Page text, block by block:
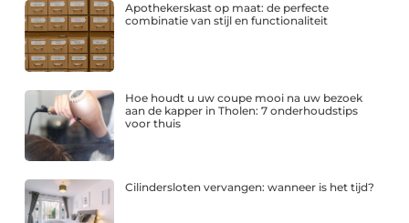
Apothekerskast op maat: de perfecte
combinatie van stijl en functionaliteit
Hoe houdt u uw coupe mooi na uw bezoek
aan de kapper in Tholen: 7 onderhoudstips
voor thuis
Cilindersloten vervangen: wanneer is het tijd?